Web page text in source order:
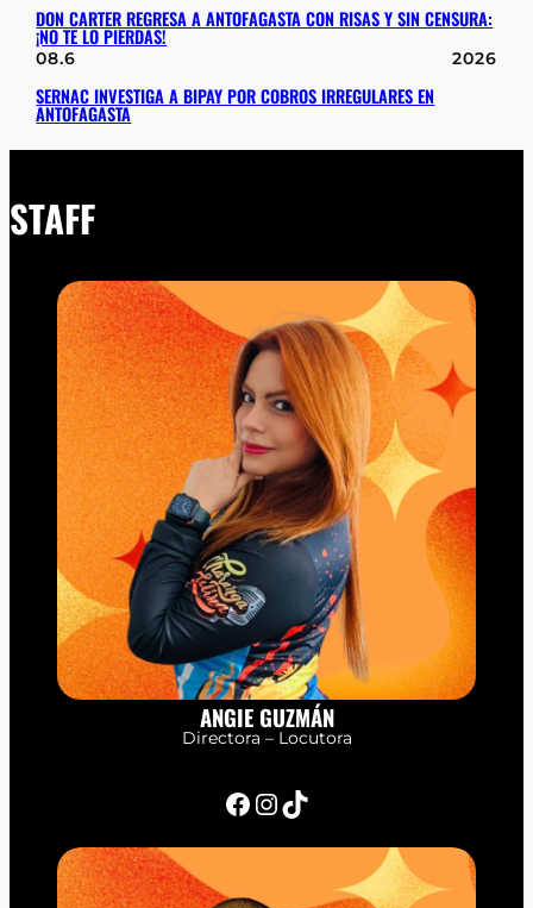
DON CARTER REGRESA A ANTOFAGASTA CON RISAS Y SIN CENSURA:
¡NO TE LO PIERDAS!
08.6 2026
SERNAC INVESTIGA A BIPAY POR COBROS IRREGULARES EN
ANTOFAGASTA
STAFF
ANGIE GUZMÁN
Directora – Locutora
Facebook InstagramTikTok